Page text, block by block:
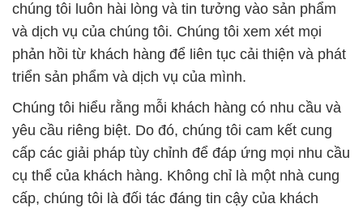
chúng tôi luôn hài lòng và tin tưởng vào sản phẩm
và dịch vụ của chúng tôi. Chúng tôi xem xét mọi
phản hồi từ khách hàng để liên tục cải thiện và phát
triển sản phẩm và dịch vụ của mình.
Chúng tôi hiểu rằng mỗi khách hàng có nhu cầu và
yêu cầu riêng biệt. Do đó, chúng tôi cam kết cung
cấp các giải pháp tùy chỉnh để đáp ứng mọi nhu cầu
cụ thể của khách hàng. Không chỉ là một nhà cung
cấp, chúng tôi là đối tác đáng tin cậy của khách